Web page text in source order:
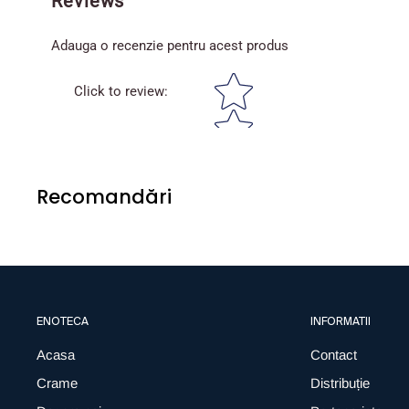
Adauga o recenzie pentru acest produs
Click to review: Star rating
Recomandări
ENOTECA
Acasa
Crame
INFORMATII
Contact
Distribuție